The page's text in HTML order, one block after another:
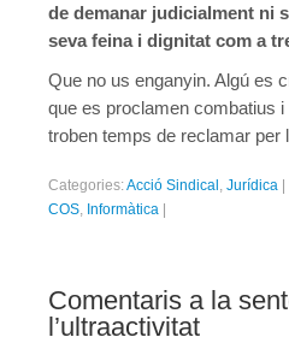
de demanar judicialment ni
seva feina i dignitat com a
Que no us enganyin. Algú es
que es proclamen combatius
troben temps de reclamar per
Categories:Acció Sindical , Jurídica
COS, Informàtica
Comentaris a la
l’ultraactivitat